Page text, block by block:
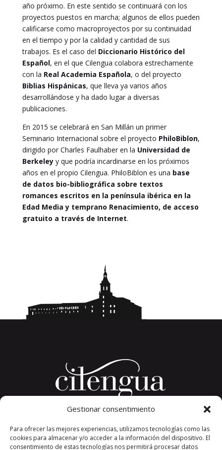
Gestionar consentimiento
Para ofrecer las mejores experiencias, utilizamos tecnologías como las
cookies para almacenar y/o acceder a la información del dispositivo. El
consentimiento de estas tecnologías nos permitirá procesar datos
año próximo. En este sentido se continuará con los
proyectos puestos en marcha; algunos de ellos pueden
calificarse como macroproyectos por su continuidad
en el tiempo y por la calidad y cantidad de sus
trabajos. Es el caso del Diccionario Histórico del
Español, en el que Cilengua colabora estrechamente
con la Real Academia Española, o del proyecto
Biblias Hispánicas, que lleva ya varios años
desarrollándose y ha dado lugar a diversas
publicaciones.
En 2015 se celebrará en San Millán un primer
Seminario Internacional sobre el proyecto PhiloBiblon,
dirigido por Charles Faulhaber en la Universidad de
Berkeleyy que podría incardinarse en los próximos
años en el propio Cilengua. PhiloBiblon es una base
de datos bio-bibliográfica sobre textos
romances escritos en la península ibérica en la
Edad Media y temprano Renacimiento, de acceso
gratuito a través de Internet.
26326 San Millán de la Cogolla
La Rioja. España.